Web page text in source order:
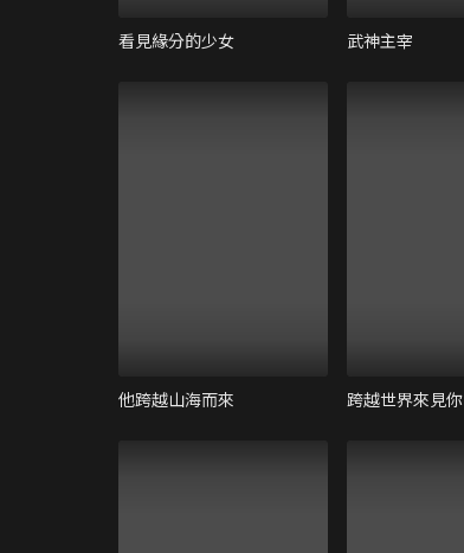
看見緣分的少女 武神主宰
他跨越山海而來 跨越世界來見你